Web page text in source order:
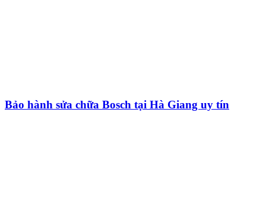
Bảo hành sửa chữa Bosch tại Hà Giang uy tín